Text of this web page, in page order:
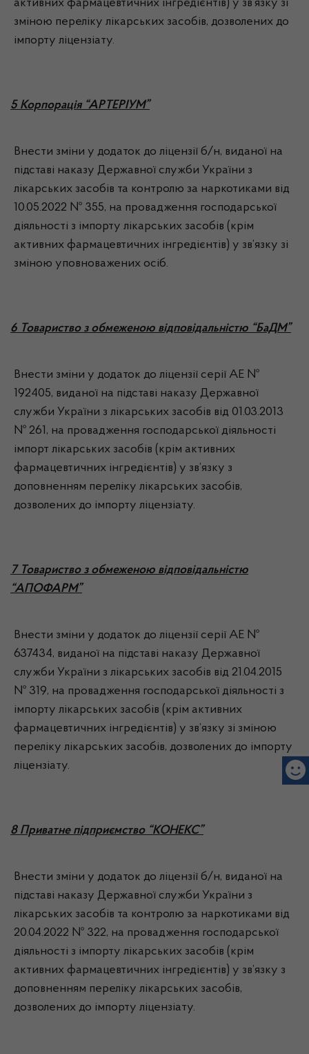
активних фармацевтичних інгредієнтів) у зв’язку зі
зміною переліку лікарських засобів, дозволених до
імпорту ліцензіату.
5 Корпорація “АРТЕРІУМ”
Внести зміни у додаток до ліцензії б/н, виданої на
підставі наказу Державної служби України з
лікарських засобів та контролю за наркотиками від
10.05.2022 № 355, на провадження господарської
діяльності з імпорту лікарських засобів (крім
активних фармацевтичних інгредієнтів) у зв’язку зі
зміною уповноважених осіб.
6 Товариство з обмеженою відповідальністю “БаДМ”
Внести зміни у додаток до ліцензії серії АЕ №
192405, виданої на підставі наказу Державної
служби України з лікарських засобів від 01.03.2013
№ 261, на провадження господарської діяльності
імпорт лікарських засобів (крім активних
фармацевтичних інгредієнтів) у зв’язку з
доповненням переліку лікарських засобів,
дозволених до імпорту ліцензіату.
7 Товариство з обмеженою відповідальністю
“АПОФАРМ”
Внести зміни у додаток до ліцензії серії АЕ №
637434, виданої на підставі наказу Державної
служби України з лікарських засобів від 21.04.2015
№ 319, на провадження господарської діяльності з
імпорту лікарських засобів (крім активних
фармацевтичних інгредієнтів) у зв’язку зі зміною
переліку лікарських засобів, дозволених до імпорту
ліцензіату.
8 Приватне підприємство “КОНЕКС”
Внести зміни у додаток до ліцензії б/н, виданої на
підставі наказу Державної служби України з
лікарських засобів та контролю за наркотиками від
20.04.2022 № 322, на провадження господарської
діяльності з імпорту лікарських засобів (крім
активних фармацевтичних інгредієнтів) у зв’язку з
доповненням переліку лікарських засобів,
дозволених до імпорту ліцензіату.